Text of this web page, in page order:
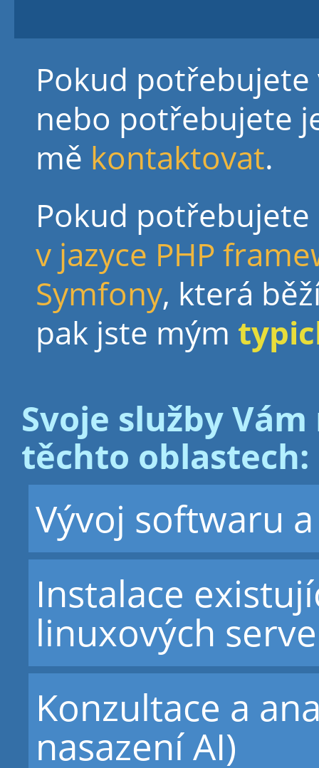
Pokud
nebo potřebujete
mě kontaktovat.
Pokud potřebujete
v jazyce PHP
Symfony, která
pak jste mým
Svoje služby
těchto oblastech:
Vývoj softwaru
Instalace
linuxových
Konzultace a
nasazení AI)